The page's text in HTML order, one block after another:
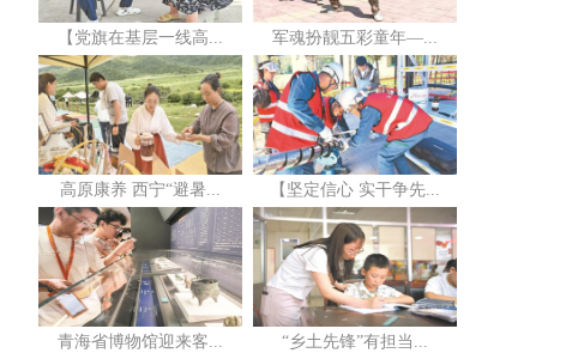
【党旗在基层一线高... 军魂扮靓五彩童年—...
高原康养 西宁“避暑... 【坚定信心 实干争先...
青海省博物馆迎来客... “乡土先锋”有担当...